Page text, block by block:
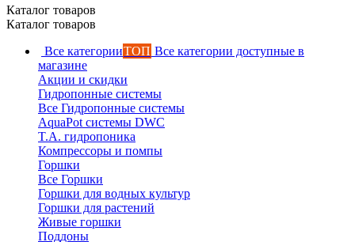
Каталог товаров
Каталог товаров
Все категорииТОП Все категории доступные в
магазине
Акции и скидки
Гидропонные системы
Все Гидропонные системы
AquaPot системы DWC
T.A. гидропоника
Компрессоры и помпы
Горшки
Все Горшки
Горшки для водных культур
Горшки для растений
Живые горшки
Поддоны